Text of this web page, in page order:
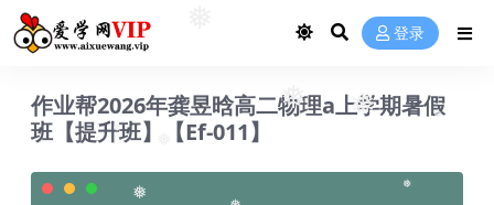
❅
登录
作业帮2026年龚昱晗高二物理a上学期暑假
班【提升班】【Ef-011】